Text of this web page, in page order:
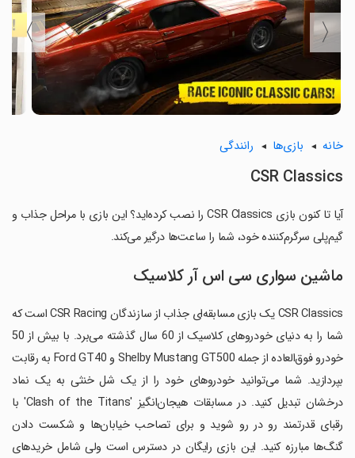
〈
〉
خانه بازی‌ها رانندگی
CSR Classics
آیا تا کنون بازی CSR Classics را نصب کرده‌اید؟ این بازی با مراحل جذاب و
گیم‌پلی سرگرم‌کننده خود، شما را ساعت‌ها درگیر می‌کند.
ماشین سواری سی اس آر کلاسیک
CSR Classics یک بازی مسابقه‌ای جذاب از سازندگان CSR Racing است که
شما را به دنیای خودروهای کلاسیک از 60 سال گذشته می‌برد. با بیش از 50
خودرو فوق‌العاده از جمله Shelby Mustang GT500 و Ford GT40 به رقابت
بپردازید. شما می‌توانید خودروهای خود را از یک شل خنثی به یک نماد
درخشان تبدیل کنید. در مسابقات هیجان‌انگیز 'Clash of the Titans' با
رقبای قدرتمند رو در رو شوید و برای تصاحب خیابان‌ها و شکست دادن
گنگ‌ها مبارزه کنید. این بازی رایگان در دسترس است ولی شامل خریدهای